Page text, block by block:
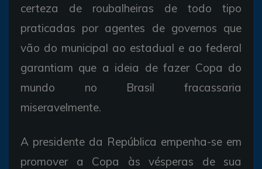
certeza de roubalheiras de todo tipo
praticadas por agentes de governos que
vão do municipal ao estadual e ao federal
garantiam que a ideia de fazer Copa do
mundo no Brasil fracassaria
miseravelmente.
A presidente da República empenha-se em
promover a Copa às vésperas de sua